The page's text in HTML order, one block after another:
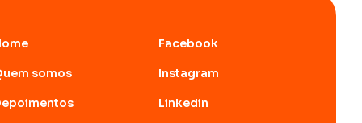
somos
Facebook
Instagram
Linkedin